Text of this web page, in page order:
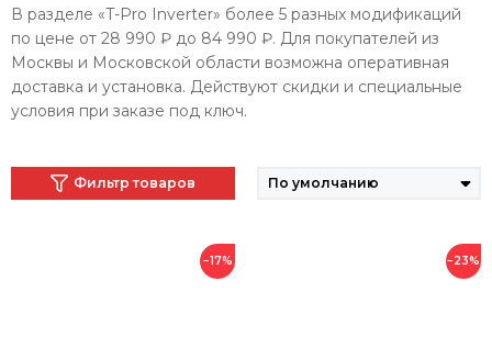
В разделе «T-Pro Inverter» более 5 разных модификаций
по цене от 28 990 ₽ до 84 990 ₽. Для покупателей из
Москвы и Московской области возможна оперативная
доставка и установка. Действуют скидки и специальные
условия при заказе под ключ.
Фильтр товаров
−17% −23%